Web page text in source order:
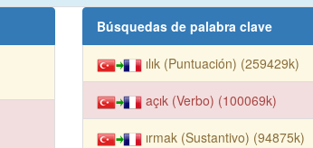
Búsquedas de palabra clave
ılık (Puntuación) (259429k)
açık (Verbo) (100069k)
ırmak (Sustantivo) (94875k)